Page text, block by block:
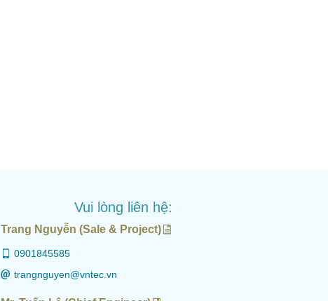
Vui lòng liên hệ:
Trang Nguyễn (Sale & Project)
0901845585
trangnguyen@vntec.vn